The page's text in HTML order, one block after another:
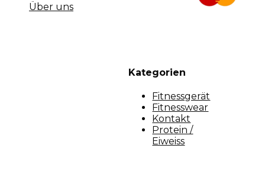
Über uns
Kategorien
Fitnessgerät
Fitnesswear
Kontakt
Protein /
Eiweiss